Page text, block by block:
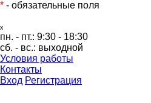
* - обязательные поля
ₓ
пн. - пт.: 9:30 - 18:30
сб. - вс.: выходной
Условия работы
Контакты
Вход Регистрация